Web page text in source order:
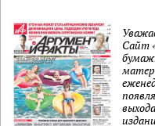
Сайт